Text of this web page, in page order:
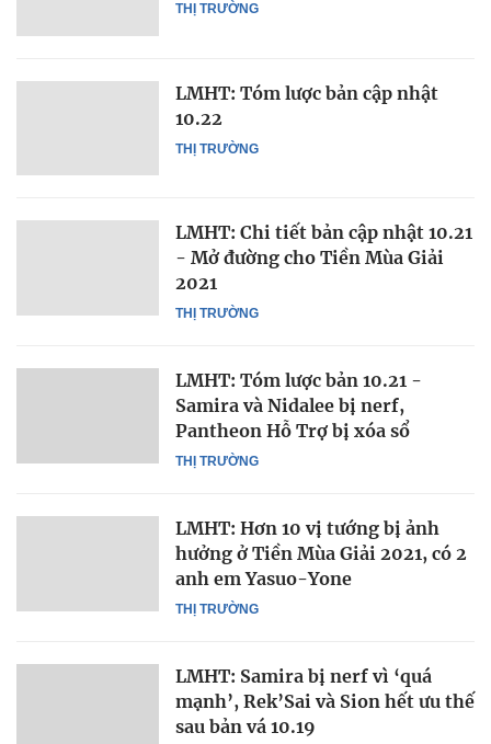
THỊ TRƯỜNG
THỊ TRƯỜNG
LMHT: Tóm lược bản cập nhật
10.22
THỊ TRƯỜNG
LMHT: Chi tiết bản cập nhật 10.21
- Mở đường cho Tiền Mùa Giải
2021
THỊ TRƯỜNG
LMHT: Tóm lược bản 10.21 -
Samira và Nidalee bị nerf,
Pantheon Hỗ Trợ bị xóa sổ
THỊ TRƯỜNG
LMHT: Hơn 10 vị tướng bị ảnh
hưởng ở Tiền Mùa Giải 2021, có 2
anh em Yasuo-Yone
LMHT: Samira bị nerf vì ‘quá
mạnh’, Rek’Sai và Sion hết ưu thế
sau bản vá 10.19